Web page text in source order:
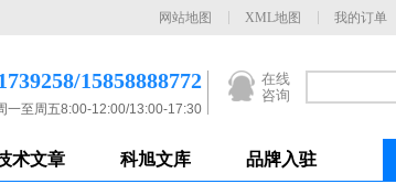
网站地图 XML地图 我的订单
在线
咨询
15858888772
一至周五8:00-12:00/13:00-17:30
术文章 科旭文库 品牌入驻